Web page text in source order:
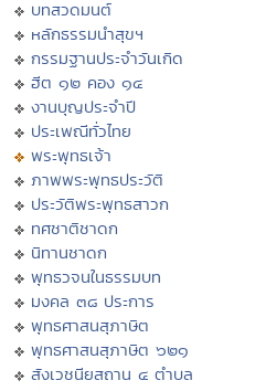
บทสวดมนต์
หลักธรรมนำสุขฯ
กรรมฐานประจำวันเกิด
ฮีต ๑๒ คอง ๑๔
งานบุญประจำปี
ประเพณีทั่วไทย
พระพุทธเจ้า
ภาพพระพุทธประวัติ
ประวัติพระพุทธสาวก
ทศชาติชาดก
นิทานชาดก
พุทธวจนในธรรมบท
มงคล ๓๘ ประการ
พุทธศาสนสุภาษิต
พุทธศาสนสุภาษิต ๖๒๑
สังเวชนียสถาน ๔ ตำบล